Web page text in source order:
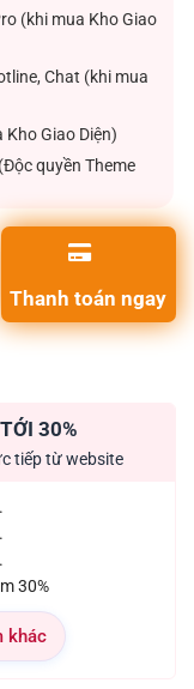
(khi mua Kho Giao
Chat (khi mua
Giao Diện)
quyền Theme
Thanh toán ngay
30%
tiếp từ website
30%
khác